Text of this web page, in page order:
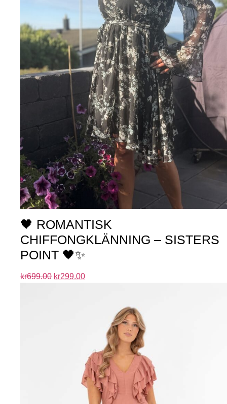
🖤 ROMANTISK
CHIFFONGKLÄNNING – SISTERS
POINT 🖤✨
kr699.00 kr299.00